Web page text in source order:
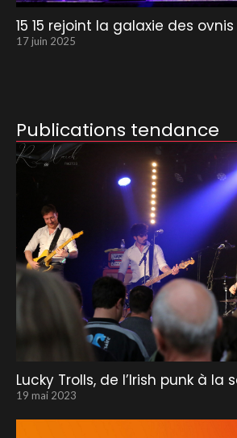
15 15 rejoint la galaxie des
17 juin 2025
Publications tendance
Lucky Trolls, de l’Irish punk à la
19 mai 2023